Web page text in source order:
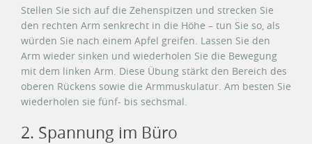
Stellen Sie sich auf die Zehenspitzen und strecken Sie
den rechten Arm senkrecht in die Höhe – tun Sie so, als
würden Sie nach einem Apfel greifen. Lassen Sie den
Arm wieder sinken und wiederholen Sie die Bewegung
mit dem linken Arm. Diese Übung stärkt den Bereich des
oberen Rückens sowie die Armmuskulatur. Am besten Sie
wiederholen sie fünf- bis sechsmal.
2. Spannung im Büro